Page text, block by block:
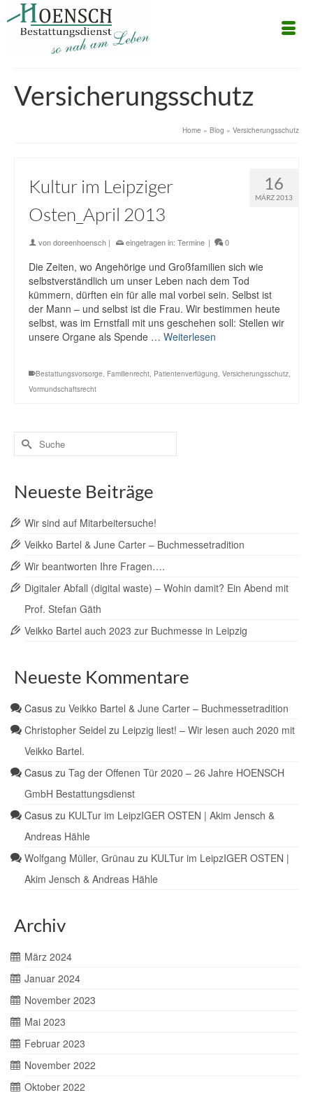
Versicherungsschutz
Home » Blog » Versicherungsschutz
16
MÄRZ 2013
Kultur im Leipziger
Osten_April 2013
vondoreenhoensch | eingetragen in: Termine | 0
Die Zeiten, wo Angehörige und Großfamilien sich wie
selbstverständlich um unser Leben nach dem Tod
kümmern, dürften ein für alle mal vorbei sein. Selbst ist
der Mann – und selbst ist die Frau. Wir bestimmen heute
selbst, was im Ernstfall mit uns geschehen soll: Stellen wir
unsere Organe als Spende … Weiterlesen
Bestattungsvorsorge, Familienrecht, Patientenverfügung, Versicherungsschutz,
Vormundschaftsrecht
Suche
nach:
Neueste Beiträge
Wir sind auf Mitarbeitersuche!
Veikko Bartel & June Carter – Buchmessetradition
Wir beantworten Ihre Fragen….
Digitaler Abfall (digital waste) – Wohin damit? Ein Abend mit
Prof. Stefan Gäth
Veikko Bartel auch 2023 zur Buchmesse in Leipzig
Neueste Kommentare
Casus zu Veikko Bartel & June Carter – Buchmessetradition
Christopher Seidel zu Leipzig liest! – Wir lesen auch 2020 mit
Veikko Bartel.
Casus zu Tag der Offenen Tür 2020 – 26 Jahre HOENSCH
GmbH Bestattungsdienst
Casus zu KULTur im LeipzIGER OSTEN | Akim Jensch &
Andreas Hähle
Wolfgang Müller, Grünau zu KULTur im LeipzIGER OSTEN |
Akim Jensch & Andreas Hähle
Archiv
März 2024
Januar 2024
November 2023
Mai 2023
Februar 2023
November 2022
Oktober 2022